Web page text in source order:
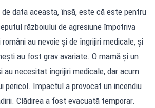
data aceasta, însă, este că este pentru
războiului de agresiune împotriva
au nevoie și de îngrijiri medicale, și
au fost grav avariate. O mamă și un
au necesitat îngrijiri medicale, dar acum
pericol. Impactul a provocat un incendiu
Clădirea a fost evacuată temporar.